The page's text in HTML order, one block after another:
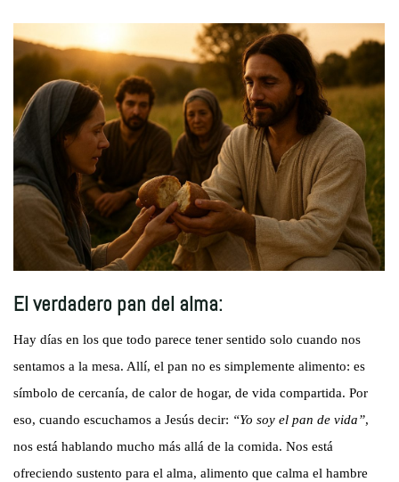
El verdadero pan del alma:
Hay días en los que todo parece tener sentido solo cuando nos
sentamos a la mesa. Allí, el pan no es simplemente alimento: es
símbolo de cercanía, de calor de hogar, de vida compartida. Por
eso, cuando escuchamos a Jesús decir: “Yo soy el pan de vida”,
nos está hablando mucho más allá de la comida. Nos está
ofreciendo sustento para el alma, alimento que calma el hambre